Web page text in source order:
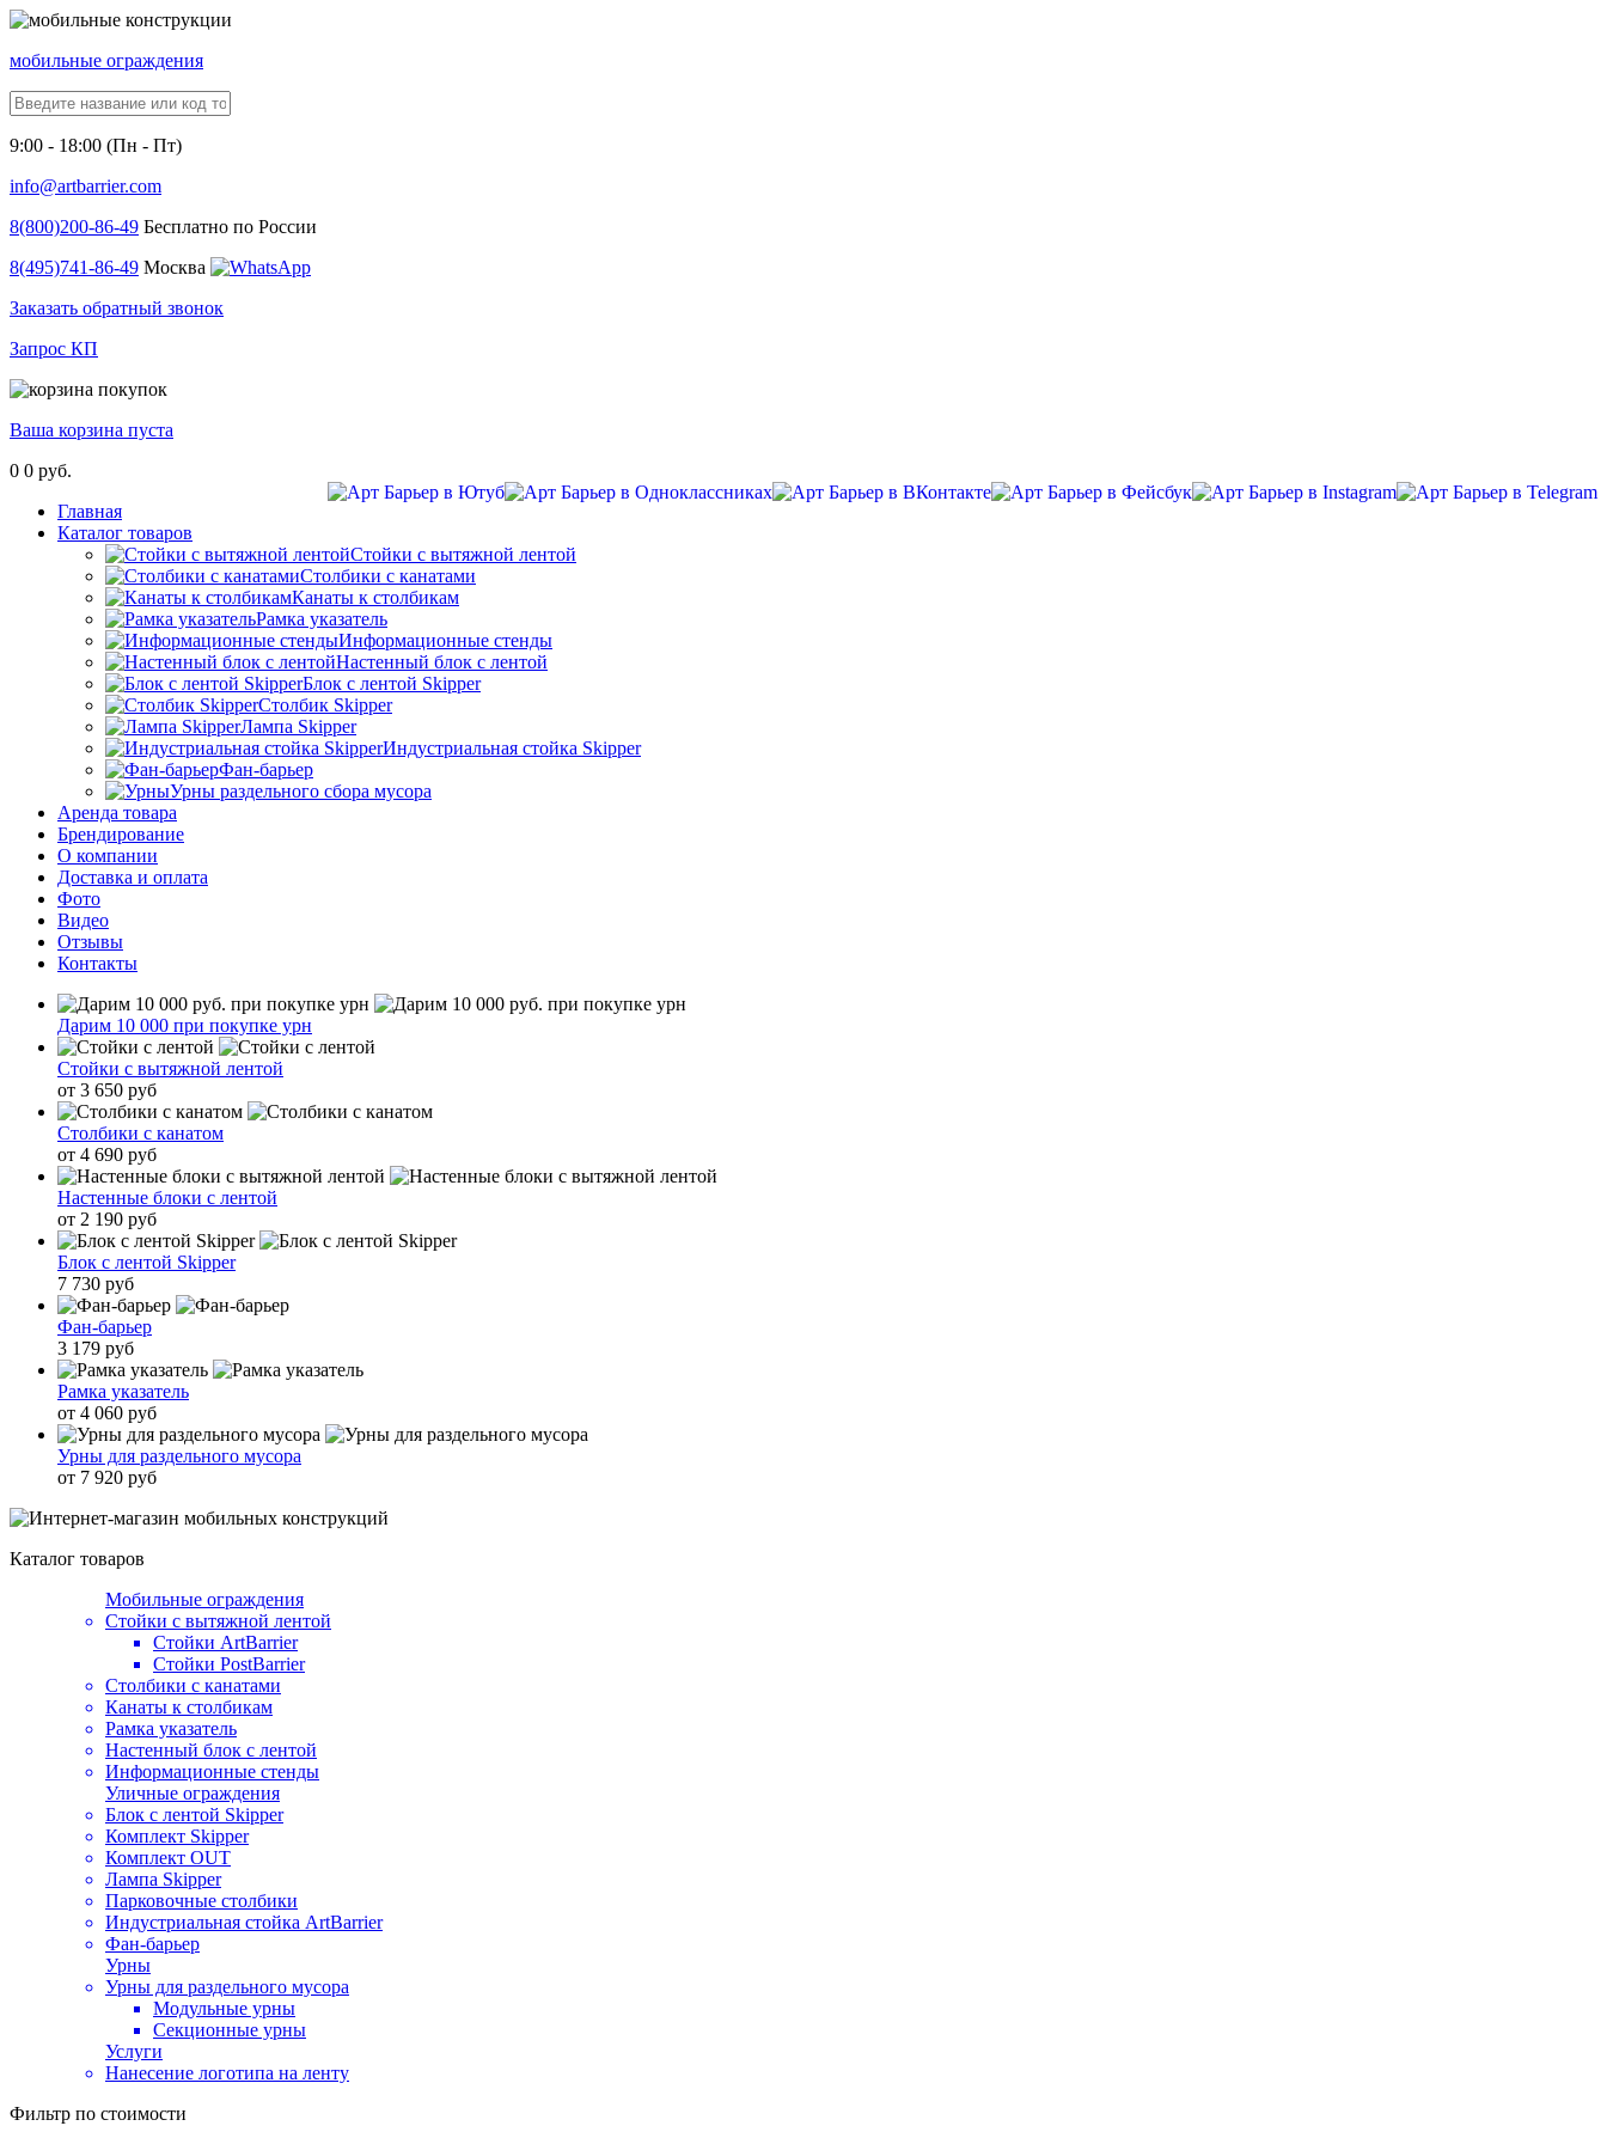
мобильные ограждения
9:00 - 18:00 (Пн - Пт)
info@artbarrier.com
8(800)200-86-49 Бесплатно по России
8(495)741-86-49 Москва
Заказать обратный звонок
Запрос КП
Ваша корзина пуста
0 0 руб.
Главная
Каталог товаров
Стойки с вытяжной лентой
Столбики с канатами
Канаты к столбикам
Рамка указатель
Информационные стенды
Настенный блок с лентой
Блок с лентой Skipper
Столбик Skipper
Лампа Skipper
Индустриальная стойка Skipper
Фан-барьер
Урны раздельного сбора мусора
Аренда товара
Брендирование
О компании
Доставка и оплата
Фото
Видео
Отзывы
Контакты
Дарим 10 000 при покупке урн
Стойки с вытяжной лентой
от 3 650 руб
Столбики с канатом
от 4 690 руб
Настенные блоки с лентой
от 2 190 руб
Блок с лентой Skipper
7 730 руб
Фан-барьер
3 179 руб
Рамка указатель
от 4 060 руб
Урны для раздельного мусора
от 7 920 руб
Каталог товаров
Мобильные ограждения
Стойки с вытяжной лентой
Стойки ArtBarrier
Стойки PostBarrier
Столбики с канатами
Канаты к столбикам
Рамка указатель
Настенный блок с лентой
Информационные стенды
Уличные ограждения
Блок с лентой Skipper
Комплект Skipper
Комплект OUT
Лампа Skipper
Парковочные столбики
Индустриальная стойка ArtBarrier
Фан-барьер
Урны
Урны для раздельного мусора
Модульные урны
Секционные урны
Услуги
Нанесение логотипа на ленту
Фильтр по стоимости